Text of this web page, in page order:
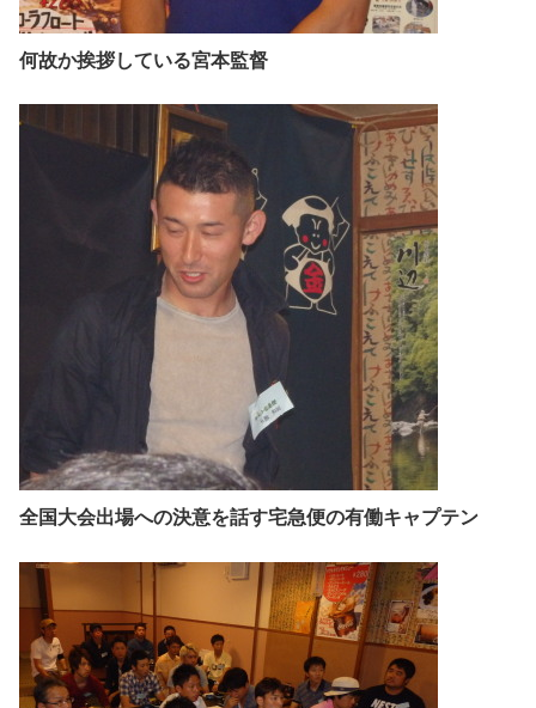
何故か挨拶している宮本監督
全国大会出場への決意を話す宅急便の有働キャプテン